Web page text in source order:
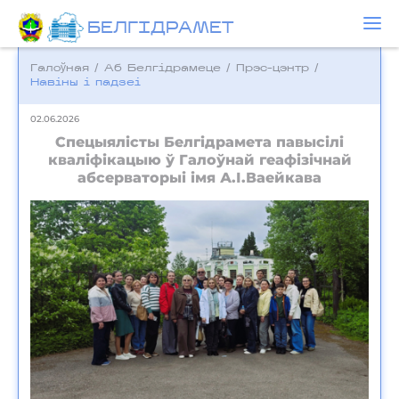
БЕЛГIДРAМЕТ
Галоўная / Аб Белгідрамеце / Прэс-цэнтр /
Навіны і падзеі
02.06.2026
Спецыялісты Белгідрамета павысілі
кваліфікацыю ў Галоўнай геафізічнай
абсерваторыі імя А.І.Ваейкава